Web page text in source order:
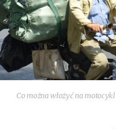
Co można włożyć na motocykl